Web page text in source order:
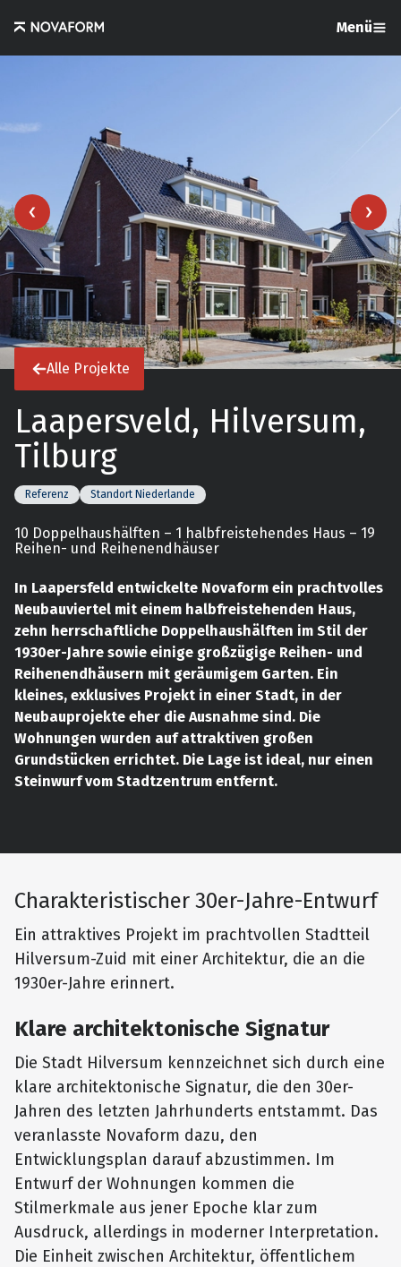
Menü
Alle Projekte
Laapersveld, Hilversum,
Tilburg
Referenz Standort Niederlande
10 Doppelhaushälften – 1 halbfreistehendes Haus – 19
Reihen- und Reihenendhäuser
In Laapersfeld entwickelte Novaform ein prachtvolles
Neubauviertel mit einem halbfreistehenden Haus,
zehn herrschaftliche Doppelhaushälften im Stil der
1930er-Jahre sowie einige großzügige Reihen- und
Reihenendhäusern mit geräumigem Garten. Ein
kleines, exklusives Projekt in einer Stadt, in der
Neubauprojekte eher die Ausnahme sind. Die
Wohnungen wurden auf attraktiven großen
Grundstücken errichtet. Die Lage ist ideal, nur einen
Steinwurf vom Stadtzentrum entfernt.
Charakteristischer 30er-Jahre-Entwurf
Ein attraktives Projekt im prachtvollen Stadtteil
Hilversum-Zuid mit einer Architektur, die an die
1930er-Jahre erinnert.
Klare architektonische Signatur
Die Stadt Hilversum kennzeichnet sich durch eine
klare architektonische Signatur, die den 30er-
Jahren des letzten Jahrhunderts entstammt. Das
veranlasste Novaform dazu, den
Entwicklungsplan darauf abzustimmen. Im
Entwurf der Wohnungen kommen die
Stilmerkmale aus jener Epoche klar zum
Ausdruck, allerdings in moderner Interpretation.
Die Einheit zwischen Architektur, öffentlichem